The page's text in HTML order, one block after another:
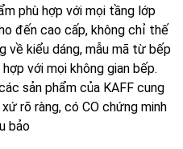
phù hợp với mọi tầng lớp
đến cao cấp, không chỉ thế
về kiểu dáng, mẫu mã từ bếp
với mọi không gian bếp.
sản phẩm của KAFF cung
rõ ràng, có CO chứng minh
bảo